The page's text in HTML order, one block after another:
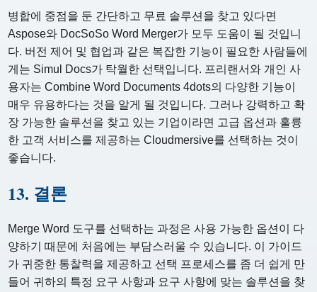
병합에 중점을 둔 간단하고 무료 솔루션을 찾고 있다면
Aspose와 DocSoSo Word Merger가 모두 도움이 될 것입니
다. 버전 제어 및 협업과 같은 복잡한 기능이 필요한 사람들에
게는 Simul Docs가 탁월한 선택입니다. 프리랜서와 개인 사
용자는 Combine Word Documents 4dots의 다양한 기능이
매우 유용하다는 것을 알게 될 것입니다. 그러나 강력하고 확
장 가능한 솔루션을 찾고 있는 기업이라면 고급 옵션과 훌륭
한 고객 서비스를 제공하는 Cloudmersive를 선택하는 것이
좋습니다.
13. 결론
Merge Word 도구를 선택하는 과정은 사용 가능한 옵션이 다
양하기 때문에 처음에는 부담스러울 수 있습니다. 이 가이드
가 귀중한 통찰력을 제공하고 선택 프로세스를 좀 더 쉽게 만
들어 귀하의 특정 요구 사항과 요구 사항에 맞는 솔루션을 찾